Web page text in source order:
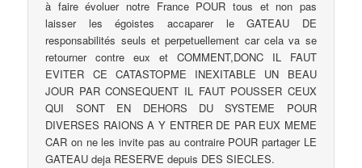
à faire évoluer notre France POUR tous et non pas
laisser les égoistes accaparer le GATEAU DE
responsabilités seuls et perpetuellement car cela va se
retourner contre eux et COMMENT,DONC IL FAUT
EVITER CE CATASTOPME INEXITABLE UN BEAU
JOUR PAR CONSEQUENT IL FAUT POUSSER CEUX
QUI SONT EN DEHORS DU SYSTEME POUR
DIVERSES RAIONS A Y ENTRER DE PAR EUX MEME
CAR on ne les invite pas au contraire POUR partager LE
GATEAU deja RESERVE depuis DES SIECLES.